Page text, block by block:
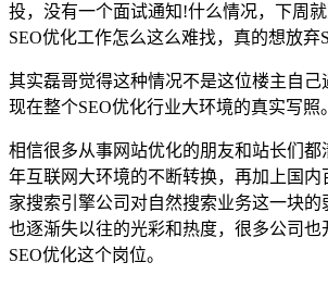
投，没有一个面试通知!什么情况，下周
SEO优化工作怎么这么难找，真的想放弃
其实磊哥觉得这种情况不是这位楼主自己
现在整个SEO优化行业大环境的真实写照。
相信很多从事网站优化的朋友和站长们都
年互联网大环境的不断转换，再加上国内
家搜索引擎公司对自然搜索业务这一块的
也逐渐失以往的光彩和热度，很多公司也
SEO优化这个岗位。